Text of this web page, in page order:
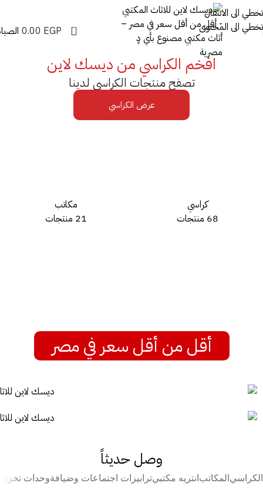
تخطي الى الانتقال
تخطي الى المحتوى
0
0.00 EGP
افخم الكراسي من ديسك لاين
تصفح منتجات الكراسي لدينا
عرض الكراسي
كراسي
68 منتجات
مكاتب
21 منتجات
أقل من أقل سعر في مصر
وصل حديثاً
الكراسي المكاتب انتريه مكتبيترابيزات اجتماعات وضيافةوحدات